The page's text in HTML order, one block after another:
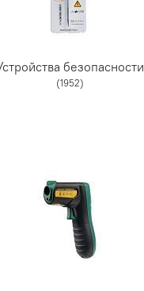
безопасности
(1952)